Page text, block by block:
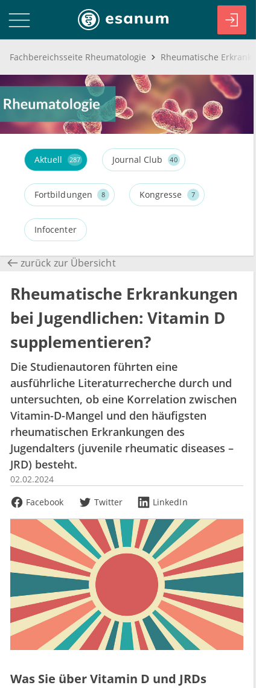
Fachbereichsseite Rheumatologie
Aktuell 287 Journal Club 40
Fortbildungen 8 Kongresse 7
Infocenter
zurück zur Übersicht
Rheumatische Erkrankungen
bei Jugendlichen: Vitamin D
supplementieren?
Die Studienautoren führten eine
ausführliche Literaturrecherche durch und
untersuchten, ob eine Korrelation zwischen
Vitamin-D-Mangel und den häufigsten
rheumatischen Erkrankungen des
Jugendalters (juvenile rheumatic diseases –
JRD) besteht.
02.02.2024
Facebook
Twitter LinkedIn
Was Sie über Vitamin D und JRDs